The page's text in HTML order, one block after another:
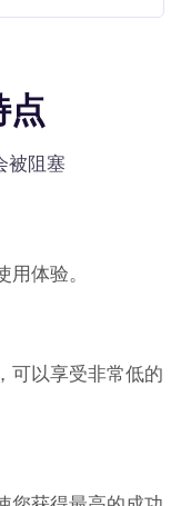
点
被阻塞
体验。
可以享受非常低的